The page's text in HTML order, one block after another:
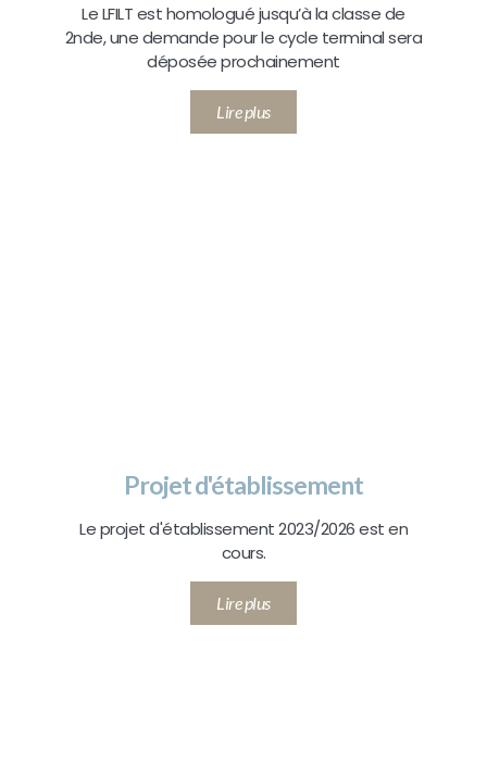
Le LFILT est homologué jusqu’à la classe de
2nde, une demande pour le cycle terminal sera
déposée prochainement
Lire plus
Projet d'établissement
Le projet d'établissement 2023/2026 est en
cours.
Lire plus